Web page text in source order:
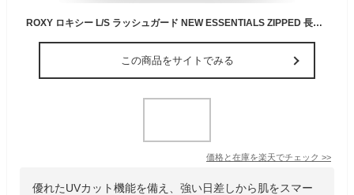
ROXY ロキシー L/S ラッシュガード NEW ESSENTIALS ZIPPED 長袖 ラッシュガード 紫外線対策 UPF50+ UVカット レディース サーフィン SURFING
この商品をサイトでみる
価格と在庫を楽天でチェック >>
優れたUVカット機能を備え、強い日差しから肌をスマー